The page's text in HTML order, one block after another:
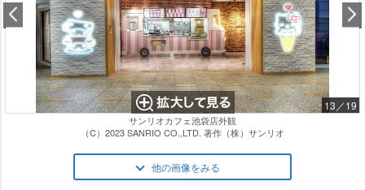
13／19
サンリオカフェ池袋店外観
（C）2023 SANRIO CO.,LTD. 著作（株）サンリオ
他の画像をみる